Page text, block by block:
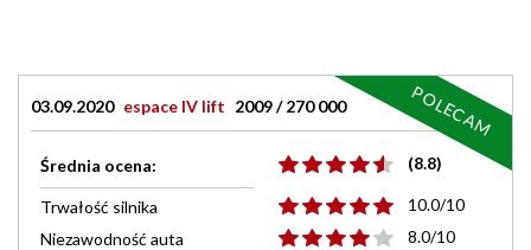
03.09.2020 espace IV lift 2009 / 270 000
Średnia ocena: (8.8)
Trwałość silnika
10.0/10
Niezawodność auta
8.0/10
POLECAM